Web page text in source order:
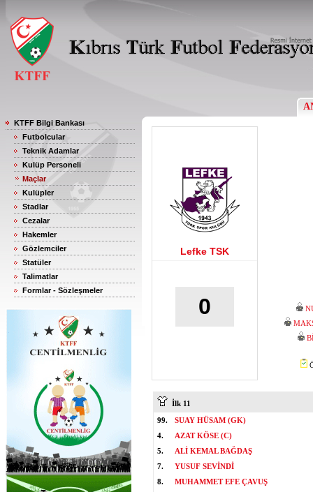
KTFF Bilgi Bankası
Futbolcular
Teknik Adamlar
Kulüp Personeli
Maçlar
Kulüpler
Stadlar
Cezalar
Hakemler
Gözlemciler
Statüler
Talimatlar
Formlar - Sözleşmeler
Lefke TSK
0
İlk 11
99.
SUAY HÜSAM (GK)
4.
AZAT KÖSE (C)
5.
ALİ KEMAL BAĞDAŞ
7.
YUSUF SEVİNDİ
8.
MUHAMMET EFE ÇAVUŞ